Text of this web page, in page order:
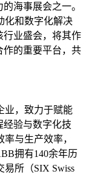
海事展会之一。
化和数字化解决
行业盛会，将其作
作的重要平台，共
业，致力于赋能
经验与数字化技
与生产效率，
拥有140余年历
所（SIX Swiss